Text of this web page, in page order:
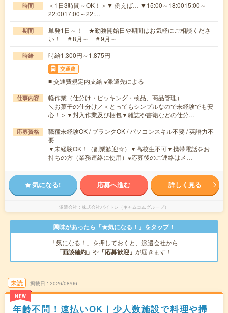
時間
＜1日3時間～OK！＞▼ 例えば… ▼15:00～18:0015:00～
22:0017:00～22:…
期間
単発1日～！ ★勤務開始日や期間はお気軽にご相談くださ
い！ ＃8月～ ＃9月～
時給 時給1,300円～1,875円
交通費
■ 交通費規定内支給 ※派遣先による
仕事内容
軽作業（仕分け・ピッキング・検品、商品管理）
＼お菓子の仕分け／＜とってもシンプルなので未経験でも安
心！＞▼封入作業及び梱包▼雑誌や書籍などの仕分…
応募資格
職種未経験OK / ブランクOK / パソコンスキル不要 / 英語力不
要
▼未経験OK！（副業歓迎☆）▼高校生不可▼携帯電話をお
持ちの方（業務連絡に使用）※応募後のご連絡はメ…
気になる! 応募へ進む 詳しく見る
派遣会社 株式会社バイトレ（キャムコムグループ）
興味があったら「★気になる！」をタップ！
「気になる！」を押しておくと、派遣会社から
「面談確約」 や 「応募歓迎」 が届きます！
未読
NEW
掲載日 2026/08/06
年齢不問！速払いOK｜少人数施設で料理や掃